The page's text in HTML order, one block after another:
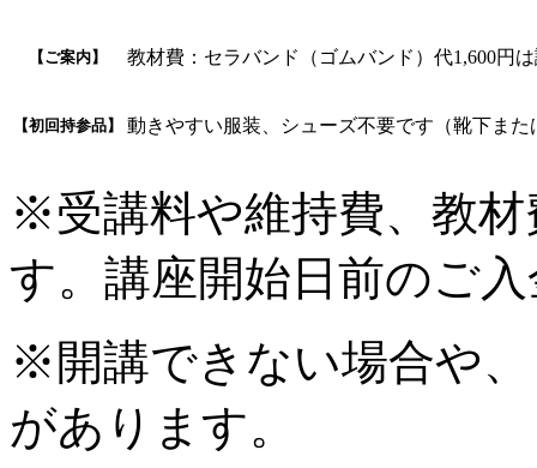
【ご案内】 教材費：セラバンド（ゴムバンド）代1,600円
【初回持参品】 動きやすい服装、シューズ不要です（靴下また
※受講料や維持費、教
す。講座開始日前のご
※開講できない場合や
があります。